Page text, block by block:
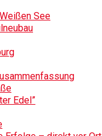
See
Edel”